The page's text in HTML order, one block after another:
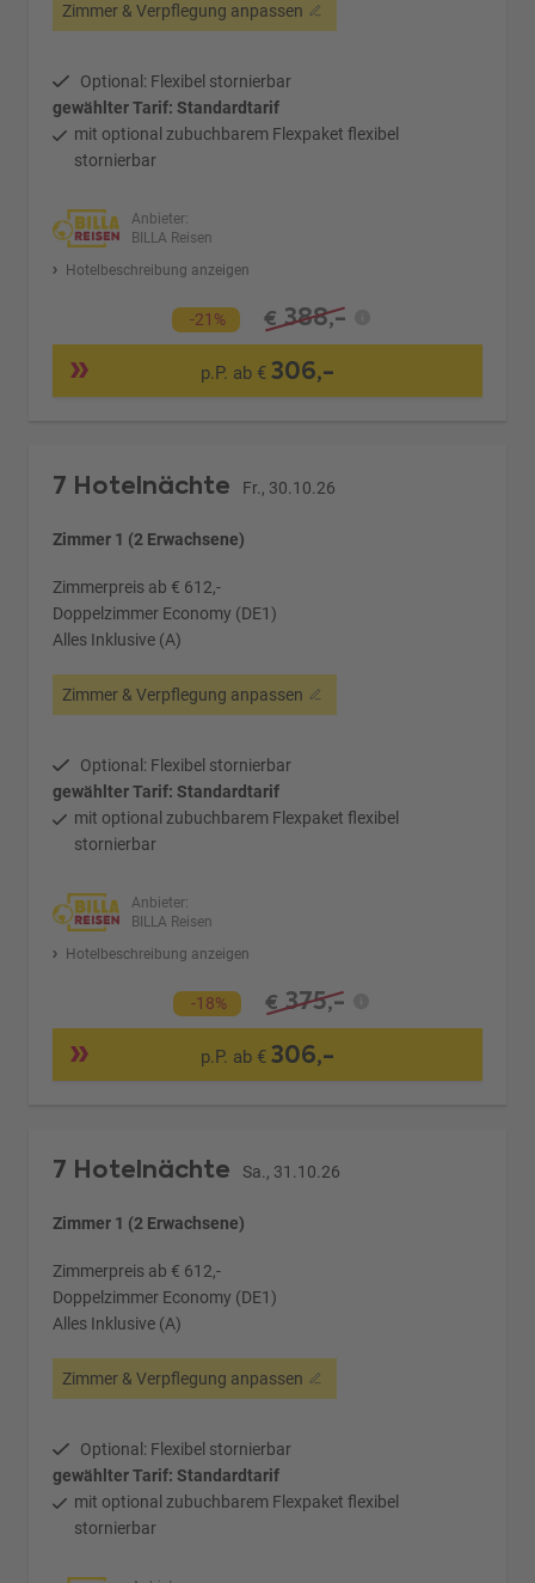
Zimmer & Verpflegung anpassen
Optional: Flexibel stornierbar
gewählter Tarif: Standardtarif
mit optional zubuchbarem Flexpaket flexibel
stornierbar
Anbieter:
BILLA Reisen
Hotelbeschreibung anzeigen
-21% € 388,-
p.P. ab € 306,-
7 Hotelnächte Fr., 30.10.26
Zimmer 1 (2 Erwachsene)
Zimmerpreis ab € 612,-
Doppelzimmer Economy (DE1)
Alles Inklusive (A)
Zimmer & Verpflegung anpassen
Optional: Flexibel stornierbar
gewählter Tarif: Standardtarif
mit optional zubuchbarem Flexpaket flexibel
stornierbar
Anbieter:
BILLA Reisen
Hotelbeschreibung anzeigen
-18% € 375,-
p.P. ab € 306,-
7 Hotelnächte Sa., 31.10.26
Zimmer 1 (2 Erwachsene)
Zimmerpreis ab € 612,-
Doppelzimmer Economy (DE1)
Alles Inklusive (A)
Zimmer & Verpflegung anpassen
Optional: Flexibel stornierbar
gewählter Tarif: Standardtarif
mit optional zubuchbarem Flexpaket flexibel
stornierbar